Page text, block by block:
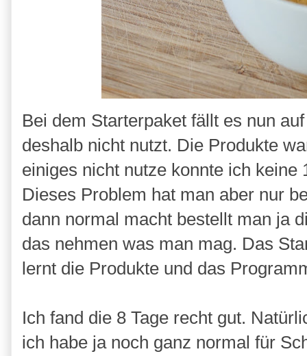
Bei dem Starterpaket fällt es nun
deshalb nicht nutzt. Die Produkte
einiges nicht nutze konnte ich keine
Dieses Problem hat man aber nur
dann normal macht bestellt man ja
das nehmen was man mag. Das
lernt die Produkte und das
Ich fand die 8 Tage recht gut.
ich habe ja noch ganz normal für